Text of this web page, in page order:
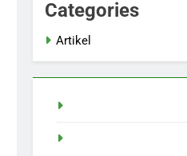
Categories
Artikel